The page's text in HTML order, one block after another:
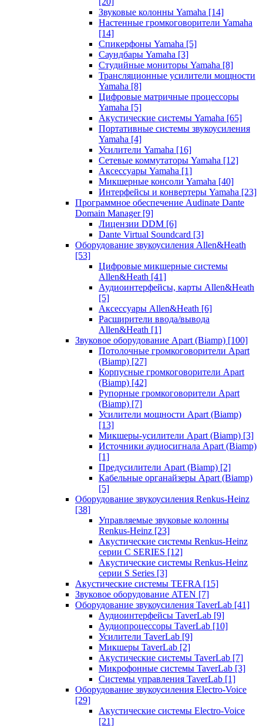
Звуковые колонны Yamaha [14]
Настенные громкоговорители Yamaha
[14]
Спикерфоны Yamaha [5]
Саундбары Yamaha [3]
Студийные мониторы Yamaha [8]
Трансляционные усилители мощности
Yamaha [8]
Цифровые матричные процессоры
Yamaha [5]
Акустические системы Yamaha [65]
Портативные системы звукоусиления
Yamaha [4]
Усилители Yamaha [16]
Сетевые коммутаторы Yamaha [12]
Аксессуары Yamaha [1]
Микшерные консоли Yamaha [40]
Интерфейсы и конвертеры Yamaha [23]
Программное обеспечение Audinate Dante
Domain Manager [9]
Лицензии DDM [6]
Dante Virtual Soundcard [3]
Оборудование звукоусиления Allen&Heath
[53]
Цифровые микшерные системы
Allen&Heath [41]
Аудиоинтерфейсы, карты Allen&Heath
[5]
Аксессуары Allen&Heath [6]
Расширители ввода/вывода
Allen&Heath [1]
Звуковое оборудование Apart (Biamp) [100]
Потолочные громкоговорители Apart
(Biamp) [27]
Корпусные громкоговорители Apart
(Biamp) [42]
Рупорные громкоговорители Apart
(Biamp) [7]
Усилители мощности Apart (Biamp)
[13]
Микшеры-усилители Apart (Biamp) [3]
Источники аудиосигнала Apart (Biamp)
[1]
Предусилители Apart (Biamp) [2]
Кабельные органайзеры Apart (Biamp)
[5]
Оборудование звукоусиления Renkus-Heinz
[38]
Управляемые звуковые колонны
Renkus-Heinz [23]
Акустические системы Renkus-Heinz
серии C SERIES [12]
Акустические системы Renkus-Heinz
серии S Series [3]
Акустические системы TEFRA [15]
Звуковое оборудование ATEN [7]
Оборудование звукоусиления TaverLab [41]
Аудиоинтерфейсы TaverLab [9]
Аудиопроцессоры TaverLab [10]
Усилители TaverLab [9]
Микшеры TaverLab [2]
Акустические системы TaverLab [7]
Микрофонные системы TaverLab [3]
Системы управления TaverLab [1]
Оборудование звукоусиления Electro-Voice
[29]
Акустические системы Electro-Voice
[21]